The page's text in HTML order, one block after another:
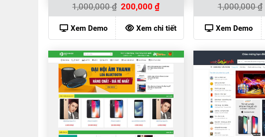
1,000,000₫ Giá
gốc
là:
1,000,000 ₫.
200,000₫Giá
tại
là:
200,000 ₫.
Xem Demo Xem chi tiết
1,000,000₫
Xem Demo